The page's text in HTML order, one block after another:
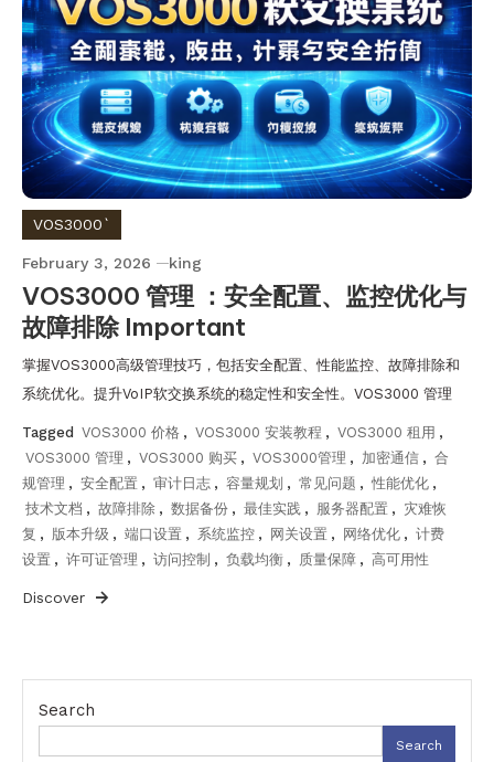
VOS3000`
February 3, 2026 king
VOS3000 管理 ：安全配置、监控优化与
故障排除 Important
掌握VOS3000高级管理技巧，包括安全配置、性能监控、故障排除和
系统优化。提升VoIP软交换系统的稳定性和安全性。VOS3000 管理
Tagged VOS3000 价格 , VOS3000 安装教程 , VOS3000 租用 ,
VOS3000 管理 , VOS3000 购买 , VOS3000管理 , 加密通信 , 合
规管理 , 安全配置 , 审计日志 , 容量规划 , 常见问题 , 性能优化 ,
技术文档 , 故障排除 , 数据备份 , 最佳实践 , 服务器配置 , 灾难恢
复 , 版本升级 , 端口设置 , 系统监控 , 网关设置 , 网络优化 , 计费
设置 , 许可证管理 , 访问控制 , 负载均衡 , 质量保障 , 高可用性
Discover
Search
Search